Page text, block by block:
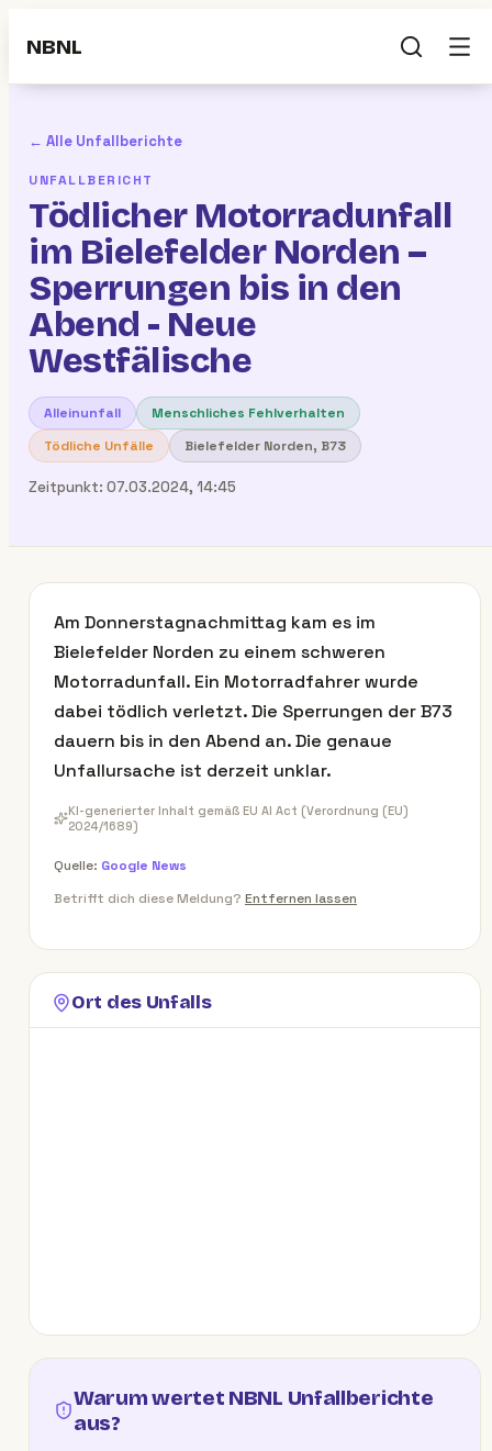
NBNL
← Alle Unfallberichte
UNFALLBERICHT
Tödlicher Motorradunfall
im Bielefelder Norden –
Sperrungen bis in den
Abend - Neue
Westfälische
Alleinunfall
Menschliches Fehlverhalten
Tödliche Unfälle
Bielefelder Norden, B73
Zeitpunkt: 07.03.2024, 14:45
Am Donnerstagnachmittag kam es im
Bielefelder Norden zu einem schweren
Motorradunfall. Ein Motorradfahrer wurde
dabei tödlich verletzt. Die Sperrungen der B73
dauern bis in den Abend an. Die genaue
Unfallursache ist derzeit unklar.
KI-generierter Inhalt gemäß EU AI Act (Verordnung (EU)
2024/1689)
Quelle: Google News
Betrifft dich diese Meldung? Entfernen lassen
Ort des Unfalls
Warum wertet NBNL Unfallberichte
aus?